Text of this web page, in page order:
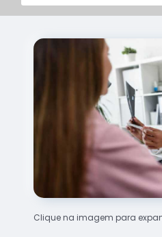
Clique na imagem para